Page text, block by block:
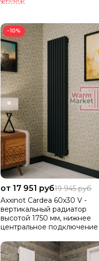
−10%
от 17 951 руб19 945 руб
Axxinot Cardea 60х30 V -
вертикальный радиатор
высотой 1750 мм, нижнее
центральное подключение